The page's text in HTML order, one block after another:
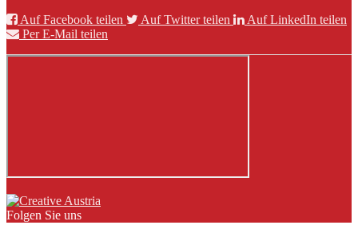
Auf Facebook teilen
Auf Twitter teilen
Auf LinkedIn teilen
Per E-Mail teilen
Folgen Sie uns